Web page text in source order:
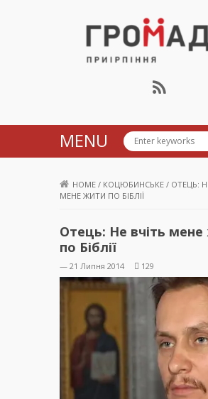
Громада
MENU
HOME / КОЦЮБИНСЬКЕ / ОТЕЦЬ:
МЕНЕ ЖИТИ ПО БІБЛІЇ
Отець: Не вчіть
по Біблії
— 21 Липня 2014 129